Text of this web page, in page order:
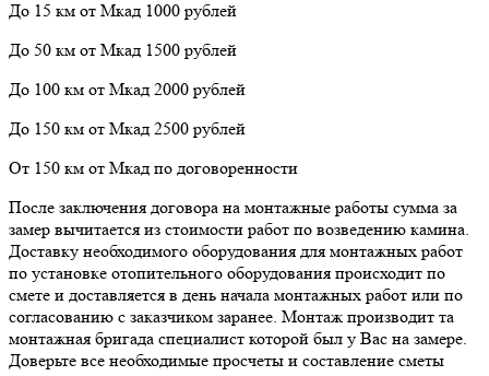
До 15 км от Мкад 1000 рублей
До 50 км от Мкад 1500 рублей
До 100 км от Мкад 2000 рублей
До 150 км от Мкад 2500 рублей
От 150 км от Мкад по договоренности
После заключения договора на монтажные работы сумма за
замер вычитается из стоимости работ по возведению камина.
Доставку необходимого оборудования для монтажных работ
по установке отопительного оборудования происходит по
смете и доставляется в день начала монтажных работ или по
согласованию с заказчиком заранее. Монтаж производит та
монтажная бригада специалист которой был у Вас на замере.
Доверьте все необходимые просчеты и составление сметы